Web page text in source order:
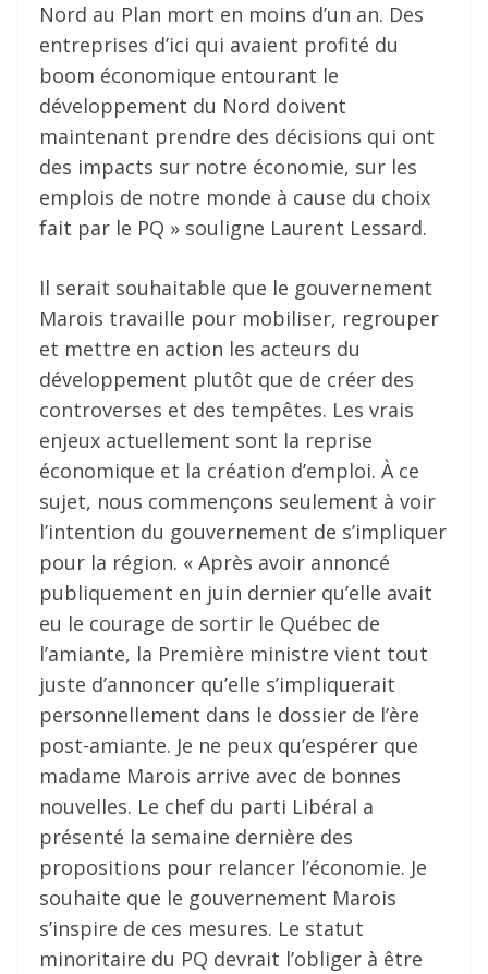
Nord au Plan mort en moins d’un an. Des
entreprises d’ici qui avaient profité du
boom économique entourant le
développement du Nord doivent
maintenant prendre des décisions qui ont
des impacts sur notre économie, sur les
emplois de notre monde à cause du choix
fait par le PQ » souligne Laurent Lessard.
Il serait souhaitable que le gouvernement
Marois travaille pour mobiliser, regrouper
et mettre en action les acteurs du
développement plutôt que de créer des
controverses et des tempêtes. Les vrais
enjeux actuellement sont la reprise
économique et la création d’emploi. À ce
sujet, nous commençons seulement à voir
l’intention du gouvernement de s’impliquer
pour la région. « Après avoir annoncé
publiquement en juin dernier qu’elle avait
eu le courage de sortir le Québec de
l’amiante, la Première ministre vient tout
juste d’annoncer qu’elle s’impliquerait
personnellement dans le dossier de l’ère
post-amiante. Je ne peux qu’espérer que
madame Marois arrive avec de bonnes
nouvelles. Le chef du parti Libéral a
présenté la semaine dernière des
propositions pour relancer l’économie. Je
souhaite que le gouvernement Marois
s’inspire de ces mesures. Le statut
minoritaire du PQ devrait l’obliger à être